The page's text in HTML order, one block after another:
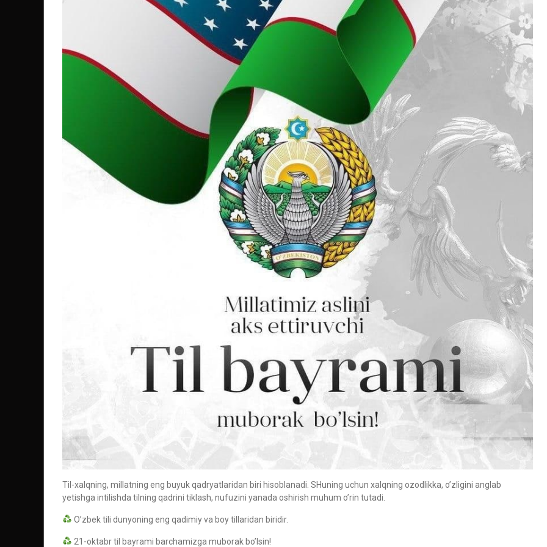
Til-xalqning, millatning eng buyuk qadryatlaridan biri hisoblanadi. SHuning uchun xalqning ozodlikka, o’zligini anglab
yetishga intilishda tilning qadrini tiklash, nufuzini yanada oshirish muhum o’rin tutadi.
O’zbek tili dunyoning eng qadimiy va boy tillaridan biridir.
21-oktabr til bayrami barchamizga muborak bo’lsin!